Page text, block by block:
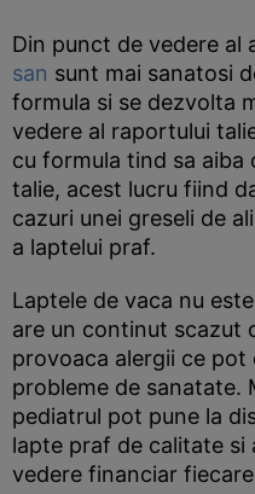
Din punct de vedere al
san sunt mai sanatosi
formula si se dezvolta
vedere al raportului
cu formula tind sa
talie, acest lucru fiind
cazuri unei greseli de
a laptelui praf.
Laptele de vaca nu
are un continut scazut
provoaca alergii ce pot
probleme de sanatate.
pediatrul pot pune la
lapte praf de calitate si
vedere financiar